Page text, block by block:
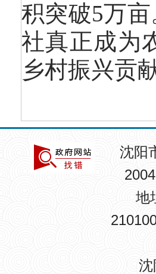
积突破5万
社真正成为
乡村振兴贡
沈阳
地